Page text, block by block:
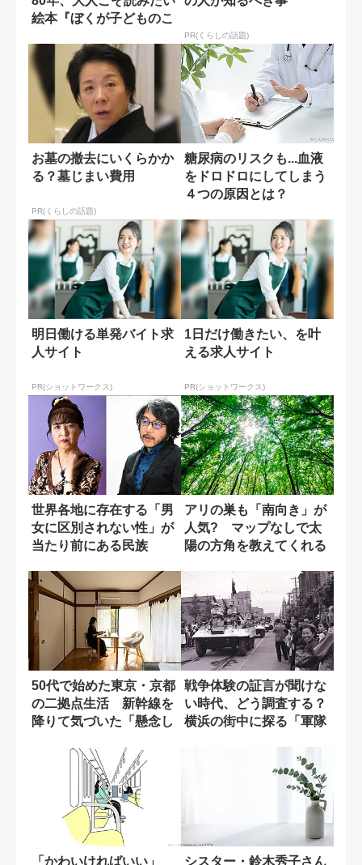
絵本『ぼくが子どものこ
PR(くらしの話題)
お墓の撤去にいくらかか
る？墓じまい費用
PR(くらしの話題)
糖尿病のリスクも...血液
をドロドロにしてしまう
４つの原因とは？
明日働ける単発バイト求
人サイト
PR(ショットワークス)
1日だけ働きたい、を叶
える求人サイト
PR(ショットワークス)
世界各地に存在する「男
女に区別されない性」が
当たり前にある民族
アリの巣も「南向き」が
人気? マップなしで太
陽の方角を教えてくれる
50代で始めた東京・京都
の二拠点生活 新幹線を
降りて気づいた「懸念し
戦争体験の証言が聞けな
い時代、どう調査する？
横浜の街中に探る「軍隊
「かわいければいい」 シスター・鈴木秀子さん